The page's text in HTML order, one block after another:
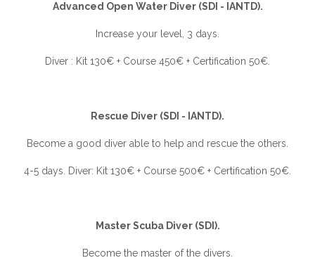
Advanced Open Water Diver (SDI - IANTD).
Increase your level, 3 days.
Diver : Kit 130€ + Course 450€ + Certification 50€.
Rescue Diver (SDI - IANTD).
Become a good diver able to help and rescue the others.
4-5 days. Diver: Kit 130€ + Course 500€ + Certification 50€.
Master Scuba Diver (SDI).
Become the master of the divers.